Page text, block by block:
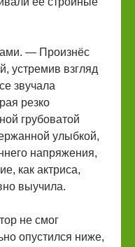
— Произнёс
устремив взгляд
звучала
резко
грубоватой
улыбкой,
напряжения,
как актриса,
выучила.
не смог
опустился ниже,